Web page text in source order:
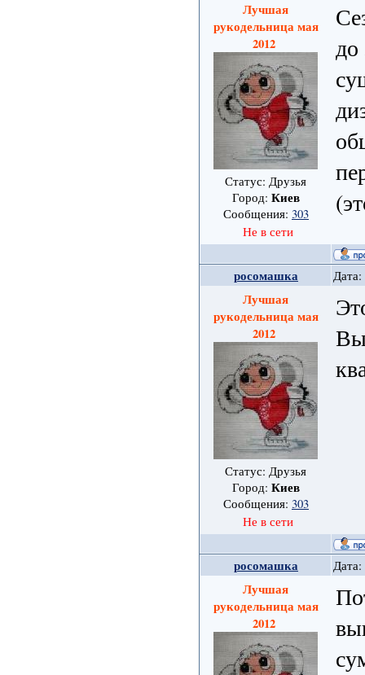
Лучшая
рукодельница мая
2012
Статус: Друзья
Город: Киев
Сообщения: 303
Не в сети
до
росомашка Дата:
Лучшая
рукодельница мая
2012
Статус: Друзья
Город: Киев
Сообщения: 303
Не в сети
росомашка Дата:
Лучшая
рукодельница мая
2012